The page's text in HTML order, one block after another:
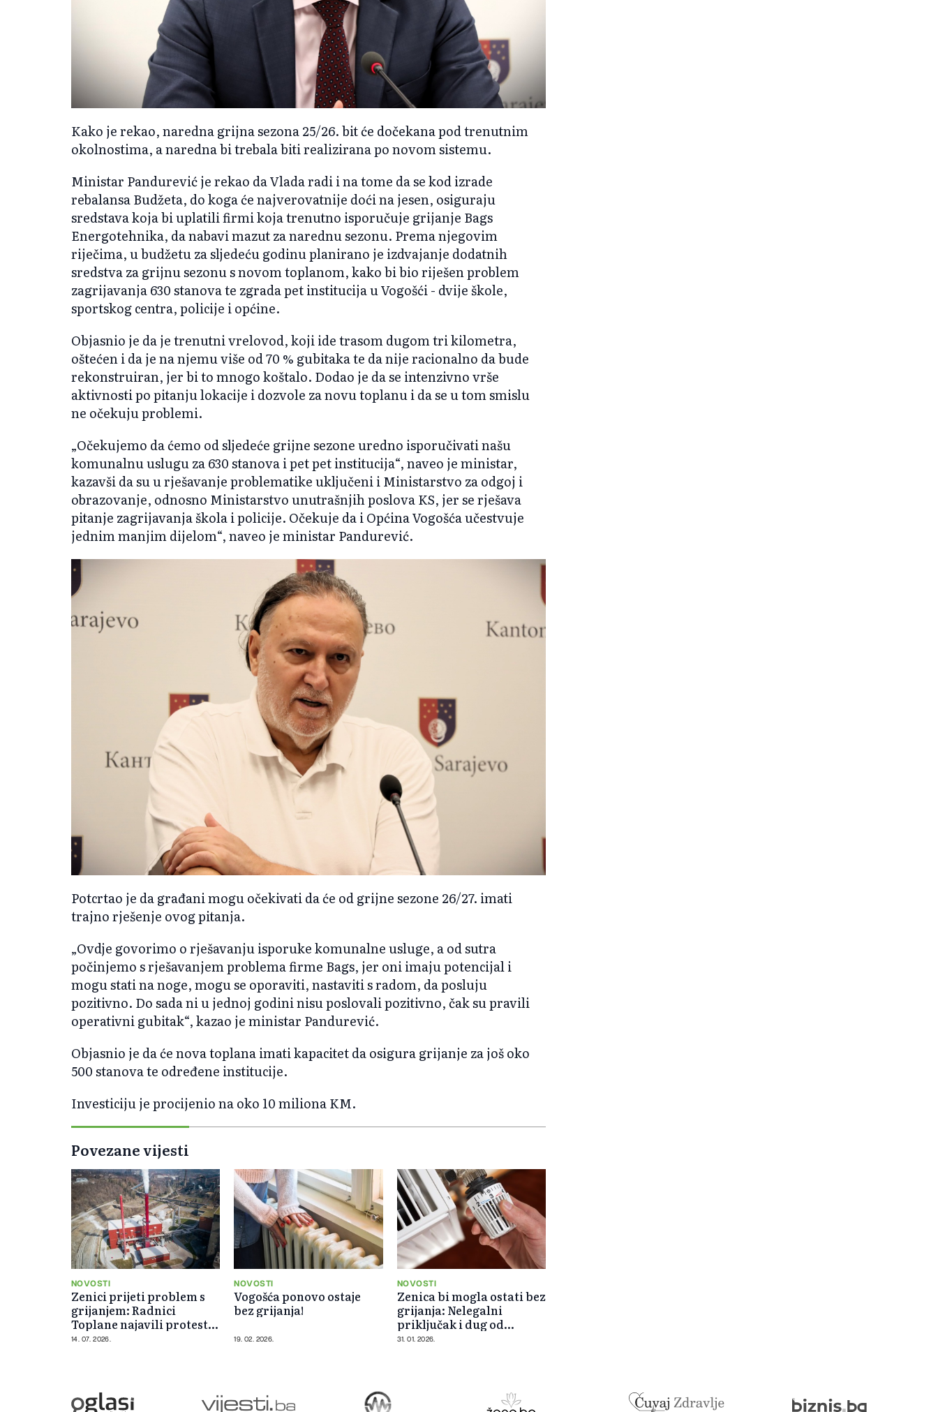
Kako je rekao, naredna grijna sezona 25/26. bit će dočekana pod trenutnim
okolnostima, a naredna bi trebala biti realizirana po novom sistemu.
Ministar Pandurević je rekao da Vlada radi i na tome da se kod izrade
rebalansa Budžeta, do koga će najverovatnije doći na jesen, osiguraju
sredstava koja bi uplatili firmi koja trenutno isporučuje grijanje Bags
Energotehnika, da nabavi mazut za narednu sezonu. Prema njegovim
riječima, u budžetu za sljedeću godinu planirano je izdvajanje dodatnih
sredstva za grijnu sezonu s novom toplanom, kako bi bio riješen problem
zagrijavanja 630 stanova te zgrada pet institucija u Vogošći - dvije škole,
sportskog centra, policije i općine.
Objasnio je da je trenutni vrelovod, koji ide trasom dugom tri kilometra,
oštećen i da je na njemu više od 70 % gubitaka te da nije racionalno da bude
rekonstruiran, jer bi to mnogo koštalo. Dodao je da se intenzivno vrše
aktivnosti po pitanju lokacije i dozvole za novu toplanu i da se u tom smislu
ne očekuju problemi.
„Očekujemo da ćemo od sljedeće grijne sezone uredno isporučivati našu
komunalnu uslugu za 630 stanova i pet pet institucija“, naveo je ministar,
kazavši da su u rješavanje problematike uključeni i Ministarstvo za odgoj i
obrazovanje, odnosno Ministarstvo unutrašnjih poslova KS, jer se rješava
pitanje zagrijavanja škola i policije. Očekuje da i Općina Vogošća učestvuje
jednim manjim dijelom“, naveo je ministar Pandurević.
Potcrtao je da građani mogu očekivati da će od grijne sezone 26/27. imati
trajno rješenje ovog pitanja.
„Ovdje govorimo o rješavanju isporuke komunalne usluge, a od sutra
počinjemo s rješavanjem problema firme Bags, jer oni imaju potencijal i
mogu stati na noge, mogu se oporaviti, nastaviti s radom, da posluju
pozitivno. Do sada ni u jednoj godini nisu poslovali pozitivno, čak su pravili
operativni gubitak“, kazao je ministar Pandurević.
Objasnio je da će nova toplana imati kapacitet da osigura grijanje za još oko
500 stanova te određene institucije.
Investiciju je procijenio na oko 10 miliona KM.
Povezane vijesti
NOVOSTI
Zenici prijeti problem s
grijanjem: Radnici
Toplane najavili protest
zbog blokade računa
14. 07. 2026.
NOVOSTI
Vogošća ponovo ostaje
bez grijanja!
19. 02. 2026.
NOVOSTI
Zenica bi mogla ostati bez
grijanja: Nelegalni
priključak i dug od
2.268.746 KM
31. 01. 2026.